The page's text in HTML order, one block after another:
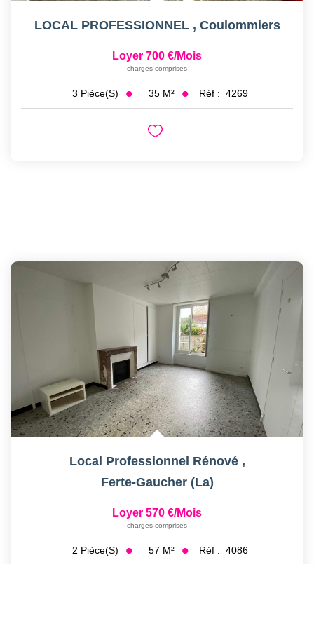
LOCAL PROFESSIONNEL , Coulommiers
Loyer 700 €/mois
charges comprises
3 Pièce(s) 35 M² Réf : 4269
Local Professionnel Rénové ,
Ferte-Gaucher (la)
Loyer 570 €/mois
charges comprises
2 Pièce(s) 57 M² Réf : 4086